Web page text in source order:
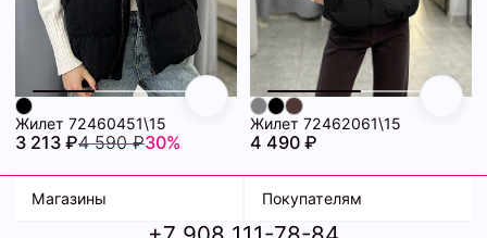
Жилет 72460451\15
3 213 ₽4 590 ₽30%
Жилет 72462061\15
4 490 ₽
Магазины Покупателям